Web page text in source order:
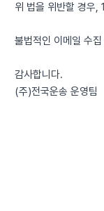
위 법을 위반할 경우,
불법적인 이메일 수
감사합니다.
(주)전국운송 운영팀